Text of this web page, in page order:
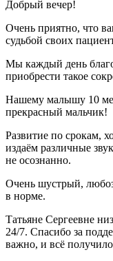
Добрый вечер!
Очень приятно, что
судьбой своих
Мы каждый день
приобрести такое
Нашему малышу 10
прекрасный мальчик!
Развитие по срокам,
издаём различные
не осознанно.
Очень шустрый,
в норме.
Татьяне Сергеевне
24/7. Спасибо за
важно, и всё